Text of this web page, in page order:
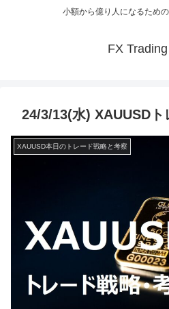
小額から億り人になるため
FX
24/3/13(水) XAUUSD
XAUUSD本日のトレード戦略と考察